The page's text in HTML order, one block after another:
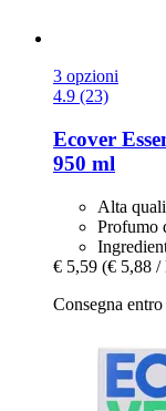
3 opzioni
4.9 (23)
Ecover
950 ml
Alta
Profumo
€ 5,59 (€ 5,88 /
Consegna